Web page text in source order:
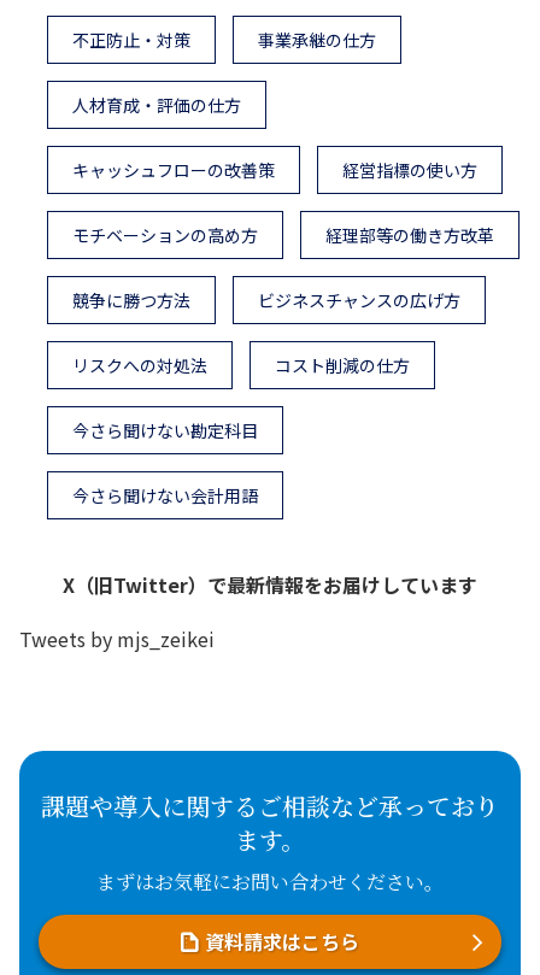
不正防止・対策 事業承継の仕方
人材育成・評価の仕方
キャッシュフローの改善策 経営指標の使い方
モチベーションの高め方 経理部等の働き方改革
競争に勝つ方法 ビジネスチャンスの広げ方
リスクへの対処法 コスト削減の仕方
今さら聞けない勘定科目
今さら聞けない会計用語
X（旧Twitter）で最新情報をお届けしています
Tweets by mjs_zeikei
課題や導入に関するご相談など承っており
ます。
まずはお気軽にお問い合わせください。
資料請求はこちら